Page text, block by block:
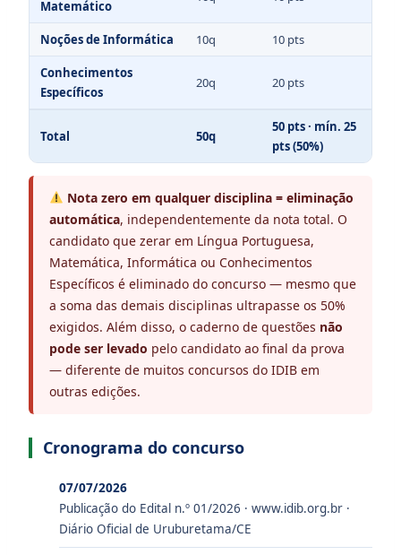
Matemático
Noções de Informática 10q 10 pts
Conhecimentos
Específicos
20q 20 pts
Total 50q
50 pts · mín. 25
pts (50%)
Nota zero em qualquer disciplina = eliminação
automática, independentemente da nota total. O
candidato que zerar em Língua Portuguesa,
Matemática, Informática ou Conhecimentos
Específicos é eliminado do concurso — mesmo que
a soma das demais disciplinas ultrapasse os 50%
exigidos. Além disso, o caderno de questões não
pode ser levado pelo candidato ao final da prova
— diferente de muitos concursos do IDIB em
outras edições.
Cronograma do concurso
07/07/2026
Publicação do Edital n.º 01/2026 · www.idib.org.br ·
Diário Oficial de Uruburetama/CE